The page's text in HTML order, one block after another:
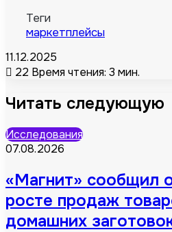
Теги
маркетплейсы
11.12.2025
22 Время чтения: 3 мин.
Читать следующую
Исследования
07.08.2026
«Магнит» сообщил
росте продаж
домашних